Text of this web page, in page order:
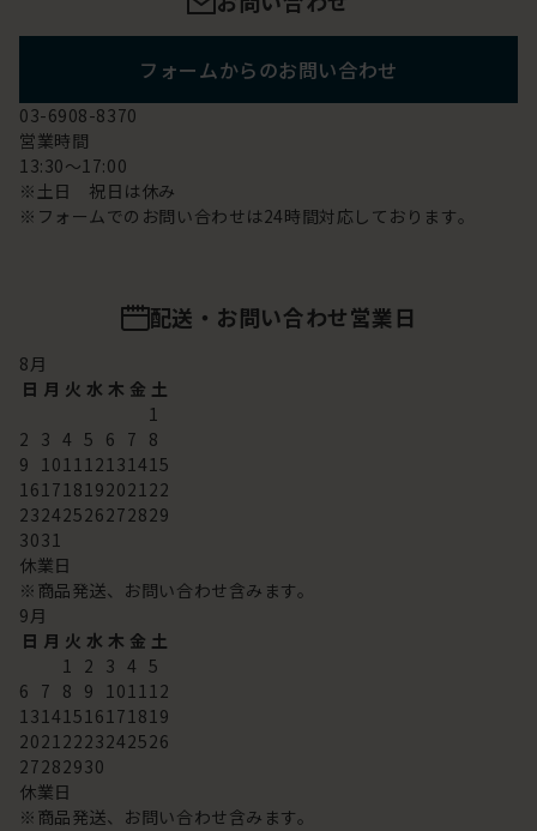
フォームからのお問い合わせ
03-6908-8370
営業時間
13:30～17:00
※土日 祝日は休み
※フォームでのお問い合わせは24時間対応しております。
配送・お問い合わせ営業日
8月
日 月 火 水 木 金 土
1
2 3 4 5 6 7 8
9 101112131415
16171819202122
23242526272829
3031
休業日
※商品発送、お問い合わせ含みます。
9月
日 月 火 水 木 金 土
1 2 3 4 5
6 7 8 9 101112
13141516171819
20212223242526
27282930
休業日
※商品発送、お問い合わせ含みます。